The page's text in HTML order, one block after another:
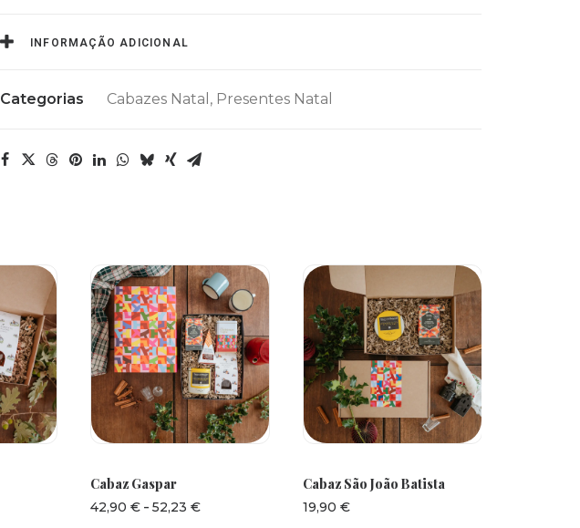
INFORMAÇÃO ADICIONAL
Categorias Cabazes Natal , Presentes Natal
tem
várias
Cabaz Gaspar
42,90 € - 52,23 €
Cabaz São João Batista
19,90 €